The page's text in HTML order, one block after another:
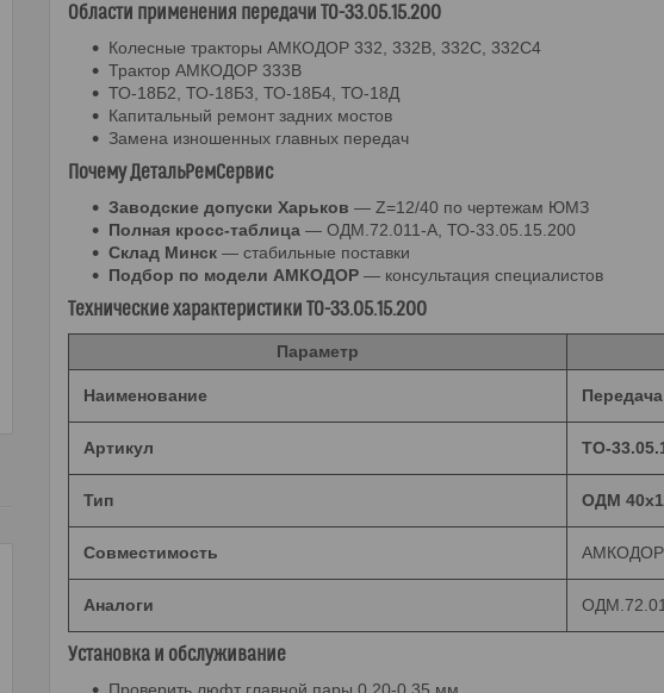
Области применения передачи ТО-33.05.15.200
Колесные тракторы АМКОДОР 332, 332В, 332С, 332С4
Трактор АМКОДОР 333В
ТО-18Б2, ТО-18Б3, ТО-18Б4, ТО-18Д
Капитальный ремонт задних мостов
Замена изношенных главных передач
Почему ДетальРемСервис
Заводские допуски Харьков — Z=12/40 по чертежам ЮМЗ
Полная кросс-таблица — ОДМ.72.011-А, ТО-33.05.15.200
Склад Минск — стабильные поставки
Подбор по модели АМКОДОР — консультация специалистов
Технические характеристики ТО-33.05.15.200
Параметр
Наименование
Артикул ТО-
Тип ОДМ
Совместимость АМКОДОР
Аналоги
Установка и обслуживание